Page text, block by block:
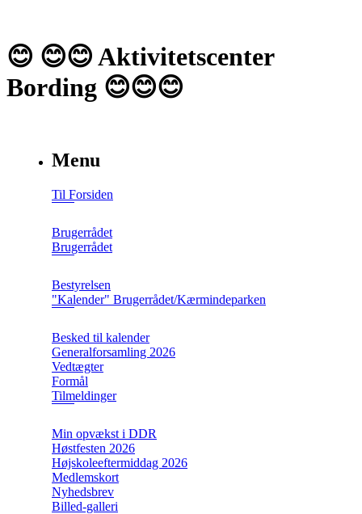
😊 😊😊 Aktivitetscenter
Bording 😊😊😊
Menu
Til Forsiden
Brugerrådet
Brugerrådet
Bestyrelsen
"Kalender" Brugerrådet/Kærmindeparken
Besked til kalender
Generalforsamling 2026
Vedtægter
Formål
Tilmeldinger
Min opvækst i DDR
Høstfesten 2026
Højskoleeftermiddag 2026
Medlemskort
Nyhedsbrev
Billed-galleri